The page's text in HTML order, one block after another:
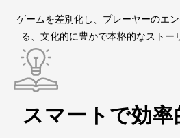
ゲームを差別化し、プレーヤーのエ
る、文化的に豊かで本格的なストー
スマートで効